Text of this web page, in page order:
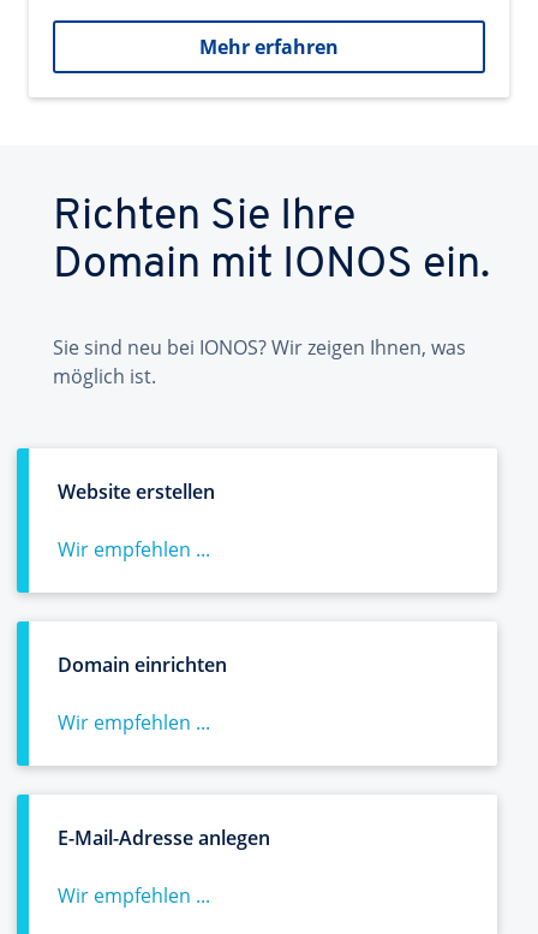
Mehr erfahren
Richten Sie Ihre
Domain mit IONOS ein.
Sie sind neu bei IONOS? Wir zeigen Ihnen, was
möglich ist.
Website erstellen
Wir empfehlen ...
Domain einrichten
Wir empfehlen ...
E-Mail-Adresse anlegen
Wir empfehlen ...